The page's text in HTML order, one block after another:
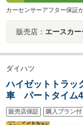
カーセンサーアフター保証
販売店： エースカ
ダイハツ
ハイゼットトラ
車 パートタイム
ー 社外SDナビ
リヤウイング
販売店保証 購入プラン付